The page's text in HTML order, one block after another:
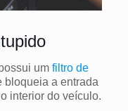
um filtro de
a entrada
interior do veículo.